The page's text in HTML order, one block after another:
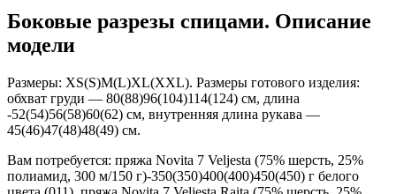
Боковые разрезы спицами. Описание
модели
Размеры: XS(S)M(L)XL(XXL). Размеры готового изделия:
обхват груди — 80(88)96(104)114(124) см, длина
-52(54)56(58)60(62) см, внутренняя длина рукава —
45(46)47(48)48(49) см.
Вам потребуется: пряжа Novita 7 Veljesta (75% шерсть, 25%
полиамид, 300 м/150 г)-350(350)400(400)450(450) г белого